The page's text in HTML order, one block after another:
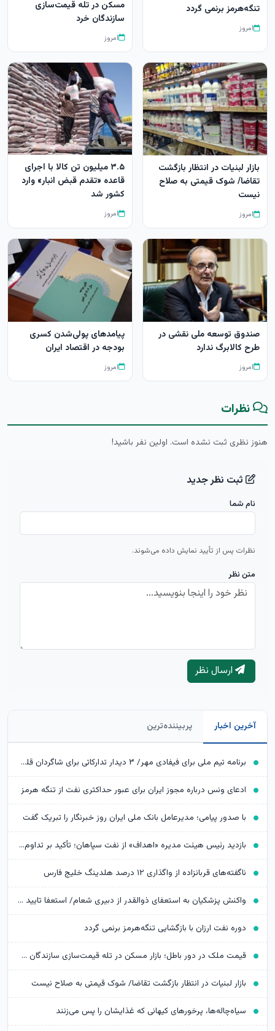
تنگه‌هرمز برنمی گردد
امروز
مسکن در تله قیمت‌سازی
سازندگان خرد
امروز
بازار لبنیات در انتظار بازگشت
تقاضا/ شوک قیمتی به صلاح
نیست
امروز
۳.۵ میلیون تن کالا با اجرای
قاعده «تقدم قبض انبار» وارد
کشور شد
امروز
صندوق توسعه ملی نقشی در
طرح کالابرگ ندارد
امروز
پیامدهای پولی‌شدن کسری
بودجه در اقتصاد ایران
امروز
نظرات
هنوز نظری ثبت نشده است. اولین نفر باشید!
ثبت نظر جدید
نام شما
نظرات پس از تأیید نمایش داده می‌شوند.
متن نظر
ارسال نظر
آخرین اخبار پربیننده‌ترین
برنامه تیم ملی برای فیفادی مهر/ ۳ دیدار تدارکاتی برای شاگردان قلعه‌نویی
ادعای ونس درباره مجوز ایران برای عبور حداکثری نفت از تنگه هرمز
با صدور پیامی؛ مدیرعامل بانک ملی ایران روز خبرنگار را تبریک گفت
بازدید رئیس هیئت مدیره «اهداف» از نفت سپاهان؛ تأکید بر تداوم حمایت از شرکت های تابعه
ناگفته‌های قربانزاده از واگذاری ۱۲ درصد هلدینگ خلیج فارس
واکنش پزشکیان به استعفای ذوالقدر از دبیری شعام/ استعفا تایید شد؟
دوره نفت ارزان با بازگشایی تنگه‌هرمز برنمی گردد
قیمت ملک در دور باطل؛ بازار مسکن در تله قیمت‌سازی سازندگان خرد
بازار لبنیات در انتظار بازگشت تقاضا/ شوک قیمتی به صلاح نیست
سیاه‌چاله‌ها، پرخورهای کیهانی که غذایشان را پس می‌زنند